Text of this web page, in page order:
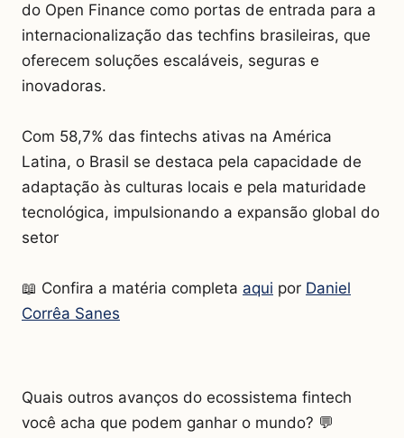
do Open Finance como portas de entrada para a
internacionalização das techfins brasileiras, que
oferecem soluções escaláveis, seguras e
inovadoras.
Com 58,7% das fintechs ativas na América
Latina, o Brasil se destaca pela capacidade de
adaptação às culturas locais e pela maturidade
tecnológica, impulsionando a expansão global do
setor
📖 Confira a matéria completa aqui por Daniel
Corrêa Sanes
Quais outros avanços do ecossistema fintech
você acha que podem ganhar o mundo? 💬